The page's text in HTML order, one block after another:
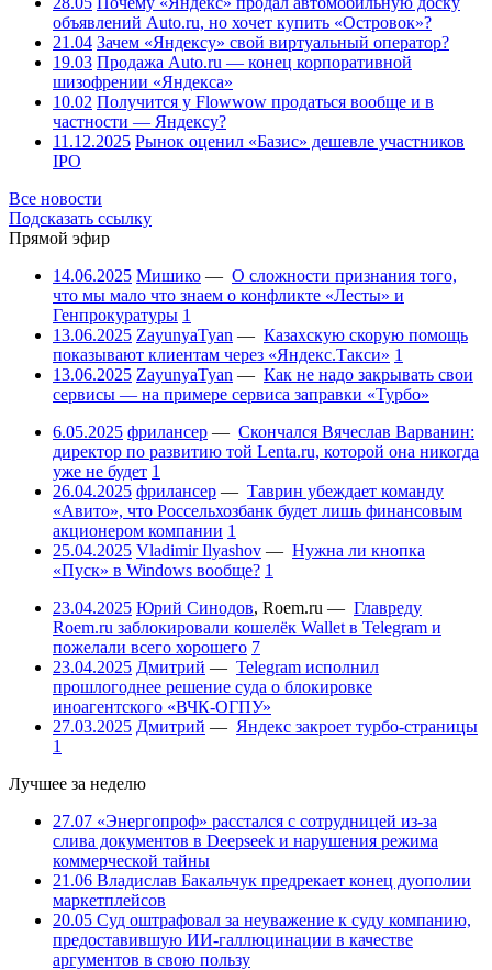
объявлений Auto.ru, но хочет купить «Островок»?
21.04 Зачем «Яндексу» свой виртуальный оператор?
19.03 Продажа Auto.ru — конец корпоративной
шизофрении «Яндекса»
10.02 Получится у Flowwow продаться вообще и в
частности — Яндексу?
11.12.2025 Рынок оценил «Базис» дешевле участников
IPO
Все новости
Подсказать ссылку
Прямой эфир
14.06.2025 Мишико — О сложности признания того,
что мы мало что знаем о конфликте «Лесты» и
Генпрокуратуры 1
13.06.2025 ZayunyaTyan — Казахскую скорую помощь
показывают клиентам через «Яндекс.Такси» 1
13.06.2025 ZayunyaTyan — Как не надо закрывать свои
сервисы — на примере сервиса заправки «Турбо»
6.05.2025 фрилансер — Скончался Вячеслав Варванин:
директор по развитию той Lenta.ru, которой она никогда
уже не будет 1
26.04.2025 фрилансер — Таврин убеждает команду
«Авито», что Россельхозбанк будет лишь финансовым
акционером компании 1
25.04.2025 Vladimir Ilyashov — Нужна ли кнопка
«Пуск» в Windows вообще? 1
23.04.2025 Юрий Синодов, Roem.ru — Главреду
Roem.ru заблокировали кошелёк Wallet в Telegram и
пожелали всего хорошего 7
23.04.2025 Дмитрий — Telegram исполнил
прошлогоднее решение суда о блокировке
иноагентского «ВЧК-ОГПУ»
27.03.2025 Дмитрий — Яндекс закроет турбо-страницы
1
Лучшее за неделю
27.07 «Энергопроф» расстался с сотрудницей из-за
слива документов в Deepseek и нарушения режима
коммерческой тайны
21.06 Владислав Бакальчук предрекает конец дуополии
маркетплейсов
20.05 Суд оштрафовал за неуважение к суду компанию,
предоставившую ИИ-галлюцинации в качестве
аргументов в свою пользу